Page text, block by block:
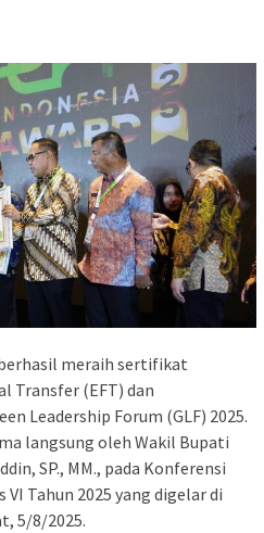
meraih sertifikat
Transfer (EFT) dan
Leadership Forum (GLF) 2025.
langsung oleh Wakil Bupati
SP., MM., pada Konferensi
Tahun 2025 yang digelar di
5/8/2025.